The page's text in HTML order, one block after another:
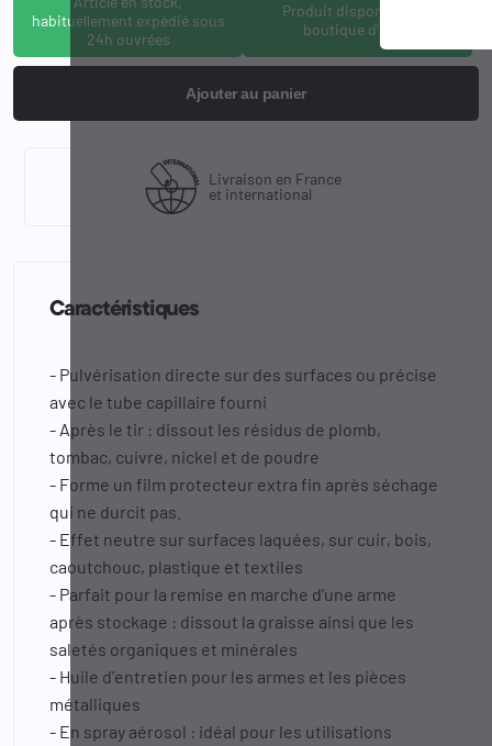
habituellement expédié sous
24h ouvrées
Produit disponible à la
boutique d'Osny
Ajouter au panier
Livraison en France
et international
Caractéristiques
- Pulvérisation directe sur des surfaces ou précise
avec le tube capillaire fourni
- Après le tir : dissout les résidus de plomb,
tombac, cuivre, nickel et de poudre
- Forme un film protecteur extra fin après séchage
qui ne durcit pas.
- Effet neutre sur surfaces laquées, sur cuir, bois,
caoutchouc, plastique et textiles
- Parfait pour la remise en marche d'une arme
après stockage : dissout la graisse ainsi que les
saletés organiques et minérales
- Huile d'entretien pour les armes et les pièces
métalliques
- En spray aérosol : idéal pour les utilisations